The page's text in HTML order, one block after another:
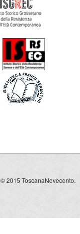
© 2015 ToscanaNovecento.